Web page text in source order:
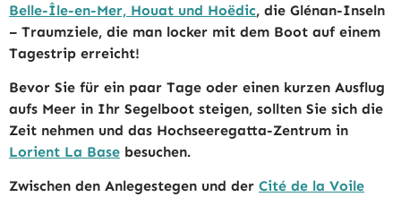
Belle-Île-en-Mer, Houat und Hoëdic, die Glénan-Inseln
– Traumziele, die man locker mit dem Boot auf einem
Tagestrip erreicht!
Bevor Sie für ein paar Tage oder einen kurzen Ausflug
aufs Meer in Ihr Segelboot steigen, sollten Sie sich die
Zeit nehmen und das Hochseeregatta-Zentrum in
Lorient La Base besuchen.
Zwischen den Anlegestegen und der Cité de la Voile